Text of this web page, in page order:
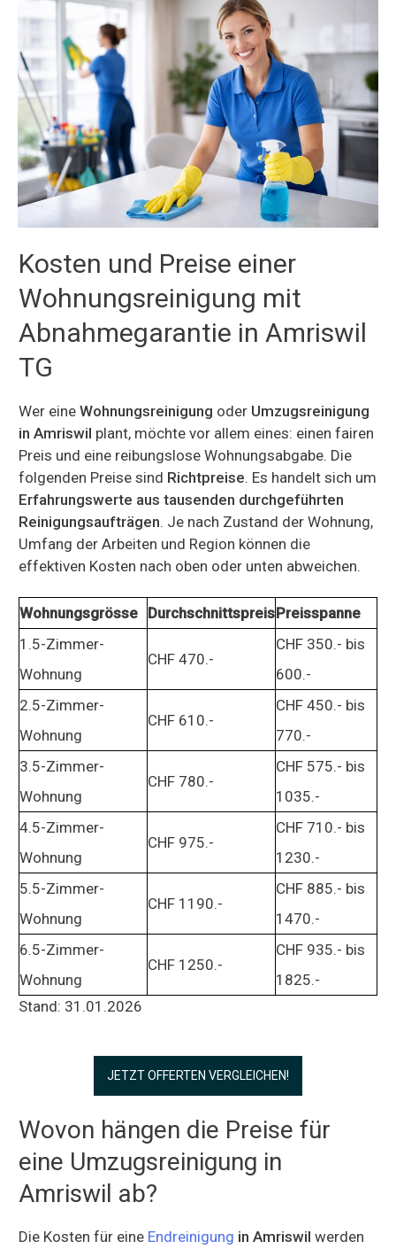
Kosten und Preise einer
Wohnungsreinigung mit
Abnahmegarantie in Amriswil
TG
Wer eine Wohnungsreinigung oder Umzugsreinigung
in Amriswil plant, möchte vor allem eines: einen fairen
Preis und eine reibungslose Wohnungsabgabe. Die
folgenden Preise sind Richtpreise. Es handelt sich um
Erfahrungswerte aus tausenden durchgeführten
Reinigungsaufträgen. Je nach Zustand der Wohnung,
Umfang der Arbeiten und Region können die
effektiven Kosten nach oben oder unten abweichen.
Wohnungsgrösse DurchschnittspreisPreisspanne
1.5-Zimmer-
Wohnung
CHF 470.-
CHF 350.- bis
600.-
2.5-Zimmer-
Wohnung
CHF 610.-
CHF 450.- bis
770.-
3.5-Zimmer-
Wohnung
CHF 780.-
CHF 575.- bis
1035.-
4.5-Zimmer-
Wohnung
CHF 975.-
CHF 710.- bis
1230.-
5.5-Zimmer-
Wohnung
CHF 1190.-
CHF 885.- bis
1470.-
6.5-Zimmer-
Wohnung
CHF 1250.-
CHF 935.- bis
1825.-
Stand: 31.01.2026
JETZT OFFERTEN VERGLEICHEN!
Wovon hängen die Preise für
eine Umzugsreinigung in
Amriswil ab?
Die Kosten für eine Endreinigung in Amriswil werden